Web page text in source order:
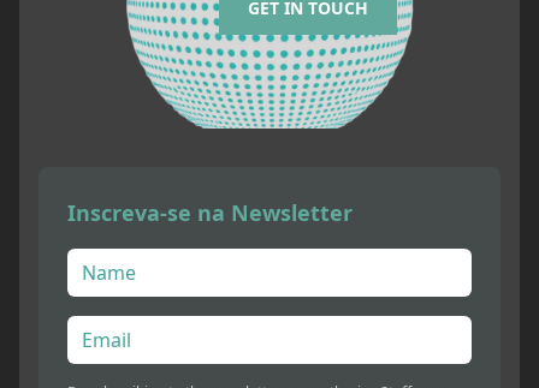
GET IN TOUCH
Inscreva-se na Newsletter